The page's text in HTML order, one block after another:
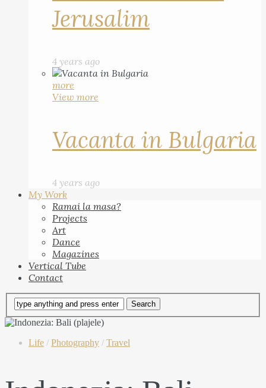
Jerusalim
4 years ago
more
View more
Vacanta in Bulgaria
4 years ago
My Work
Ramai la masa?
Projects
Art
Dance
Magazines
Vertical Tube
Contact
Life / Photography / Travel